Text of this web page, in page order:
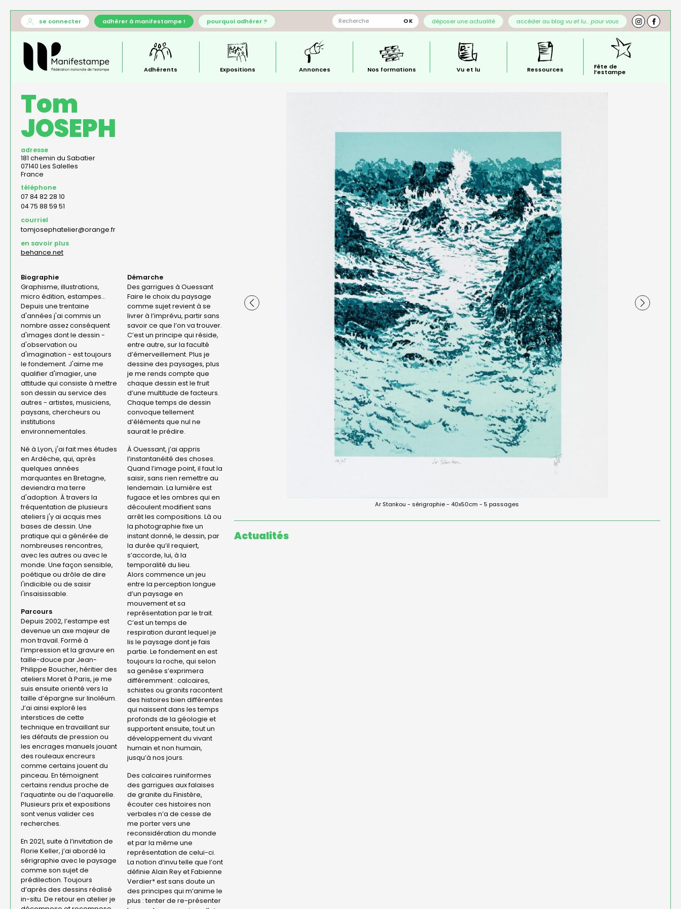
Aller
principal
User
account
menu
se connecter adhérer à manifestampe ! pourquoi adhérer ? déposer une actualité accéder au blog vu et lu… pour vous
—
menu
principal
Adhérents Expositions Annonces Nos formations Vu et lu Ressources Fête de
l’estampe
Tom
JOSEPH
adresse
181 chemin du Sabatier
07140 Les Salelles
France
téléphone
07 84 82 28 10
04 75 88 59 51
courriel
tomjosephatelier@orange.fr
en savoir plus
behance.net
Biographie
Graphisme, illustrations,
micro édition, estampes...
Depuis une trentaine
d'années j'ai commis un
nombre assez conséquent
d'images dont le dessin -
d'observation ou
d'imagination - est toujours
le fondement. J'aime me
qualifier d'imagier, une
attitude qui consiste à mettre
son dessin au service des
autres - artistes, musiciens,
paysans, chercheurs ou
institutions
environnementales.
Né à Lyon, j'ai fait mes études
en Ardèche, qui, après
quelques années
marquantes en Bretagne,
deviendra ma terre
d'adoption. À travers la
fréquentation de plusieurs
ateliers j'y ai acquis mes
bases de dessin. Une
pratique qui a générée de
nombreuses rencontres,
avec les autres ou avec le
monde. Une façon sensible,
poétique ou drôle de dire
l'indicible ou de saisir
l'insaisissable.
Parcours
Depuis 2002, l’estampe est
devenue un axe majeur de
mon travail. Formé à
l’impression et la gravure en
taille-douce par Jean-
Philippe Boucher, héritier des
ateliers Moret à Paris, je me
suis ensuite orienté vers la
taille d’épargne sur linoléum.
J’ai ainsi exploré les
interstices de cette
technique en travaillant sur
les défauts de pression ou
les encrages manuels jouant
des rouleaux encreurs
comme certains jouent du
pinceau. En témoignent
certains rendus proche de
l’aquatinte ou de l’aquarelle.
Plusieurs prix et expositions
sont venus valider ces
recherches.
En 2021, suite à l’invitation de
Florie Keller, j’ai abordé la
sérigraphie avec le paysage
comme son sujet de
prédilection. Toujours
d’après des dessins réalisé
in-situ. De retour en atelier je
Démarche
Des garrigues à Ouessant
Faire le choix du paysage
comme sujet revient à se
livrer à l’imprévu, partir sans
savoir ce que l’on va trouver.
C’est un principe qui réside,
entre autre, sur la faculté
d’émerveillement. Plus je
dessine des paysages, plus
je me rends compte que
chaque dessin est le fruit
d’une multitude de facteurs.
Chaque temps de dessin
convoque tellement
d’éléments que nul ne
saurait le prédire.
À Ouessant, j’ai appris
l’instantanéité des choses.
Quand l’image point, il faut la
saisir, sans rien remettre au
lendemain. La lumière est
fugace et les ombres qui en
découlent modifient sans
arrêt les compositions. Là ou
la photographie fixe un
instant donné, le dessin, par
la durée qu’il requiert,
s’accorde, lui, à la
temporalité du lieu.
Alors commence un jeu
entre la perception longue
d’un paysage en
mouvement et sa
représentation par le trait.
C’est un temps de
respiration durant lequel je
lis le paysage dont je fais
partie. Le fondement en est
toujours la roche, qui selon
sa genèse s’exprimera
différemment : calcaires,
schistes ou granits racontent
des histoires bien différentes
qui naissent dans les temps
profonds de la géologie et
supportent ensuite, tout un
développement du vivant
humain et non humain,
jusqu’à nos jours.
Des calcaires ruiniformes
des garrigues aux falaises
de granite du Finistère,
écouter ces histoires non
verbales n’a de cesse de
me porter vers une
reconsidération du monde
et par la même une
représentation de celui-ci.
La notion d’invu telle que l’ont
définie Alain Rey et Fabienne
Verdier* est sans doute un
des principes qui m’anime le
plus : tenter de re-présenter
Porz Men, Ouessant - sérigraphie - 50x40cm - 5 passages
Ar Stankou - sérigraphie - 40x50cm - 5 passages
Actualités